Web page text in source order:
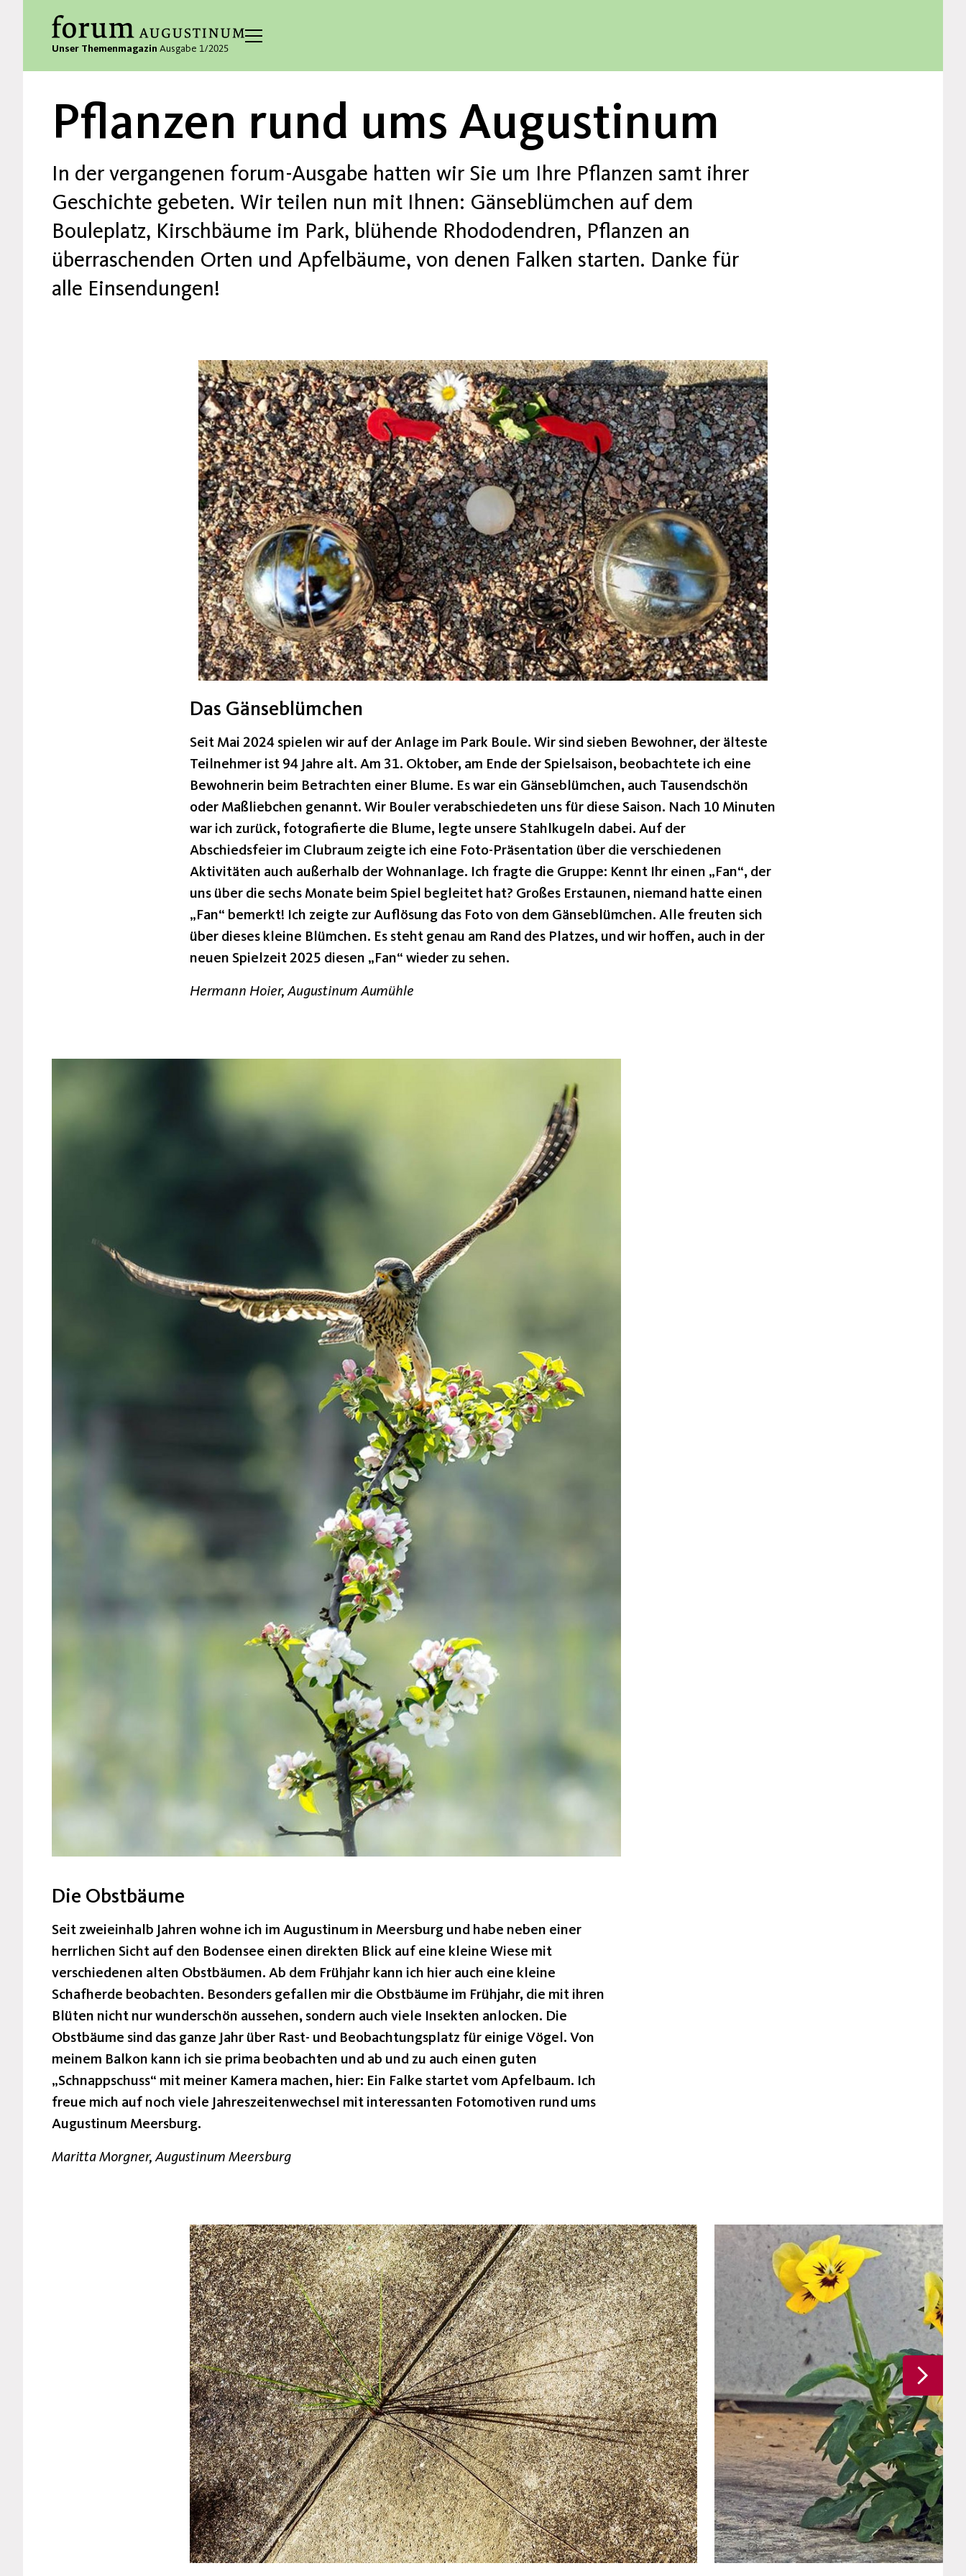
Unser Themenmagazin Ausgabe 1/2025
Pflanzen rund ums Augustinum
In der vergangenen forum-Ausgabe hatten wir Sie um Ihre Pflanzen samt ihrer
Geschichte gebeten. Wir teilen nun mit Ihnen: Gänseblümchen auf dem
Bouleplatz, Kirschbäume im Park, blühende Rhododendren, Pflanzen an
überraschenden Orten und Apfelbäume, von denen Falken starten. Danke für
alle Einsendungen!
Das Gänseblümchen
Seit Mai 2024 spielen wir auf der Anlage im Park Boule. Wir sind sieben Bewohner, der älteste
Teilnehmer ist 94 Jahre alt. Am 31. Oktober, am Ende der Spielsaison, beobachtete ich eine
Bewohnerin beim Betrachten einer Blume. Es war ein Gänseblümchen, auch Tausendschön
oder Maßliebchen genannt. Wir Bouler verabschiedeten uns für diese Saison. Nach 10 Minuten
war ich zurück, fotografierte die Blume, legte unsere Stahlkugeln dabei. Auf der
Abschiedsfeier im Clubraum zeigte ich eine Foto-Präsentation über die verschiedenen
Aktivitäten auch außerhalb der Wohnanlage. Ich fragte die Gruppe: Kennt Ihr einen „Fan“, der
uns über die sechs Monate beim Spiel begleitet hat? Großes Erstaunen, niemand hatte einen
„Fan“ bemerkt! Ich zeigte zur Auflösung das Foto von dem Gänseblümchen. Alle freuten sich
über dieses kleine Blümchen. Es steht genau am Rand des Platzes, und wir hoffen, auch in der
neuen Spielzeit 2025 diesen „Fan“ wieder zu sehen.
Hermann Hoier, Augustinum Aumühle
Die Obstbäume
Seit zweieinhalb Jahren wohne ich im Augustinum in Meersburg und habe neben einer
herrlichen Sicht auf den Bodensee einen direkten Blick auf eine kleine Wiese mit
verschiedenen alten Obstbäumen. Ab dem Frühjahr kann ich hier auch eine kleine
Schafherde beobachten. Besonders gefallen mir die Obstbäume im Frühjahr, die mit ihren
Blüten nicht nur wunderschön aussehen, sondern auch viele Insekten anlocken. Die
Obstbäume sind das ganze Jahr über Rast- und Beobachtungsplatz für einige Vögel. Von
meinem Balkon kann ich sie prima beobachten und ab und zu auch einen guten
„Schnappschuss“ mit meiner Kamera machen, hier: Ein Falke startet vom Apfelbaum. Ich
freue mich auf noch viele Jahreszeitenwechsel mit interessanten Fotomotiven rund ums
Augustinum Meersburg.
Maritta Morgner, Augustinum Meersburg